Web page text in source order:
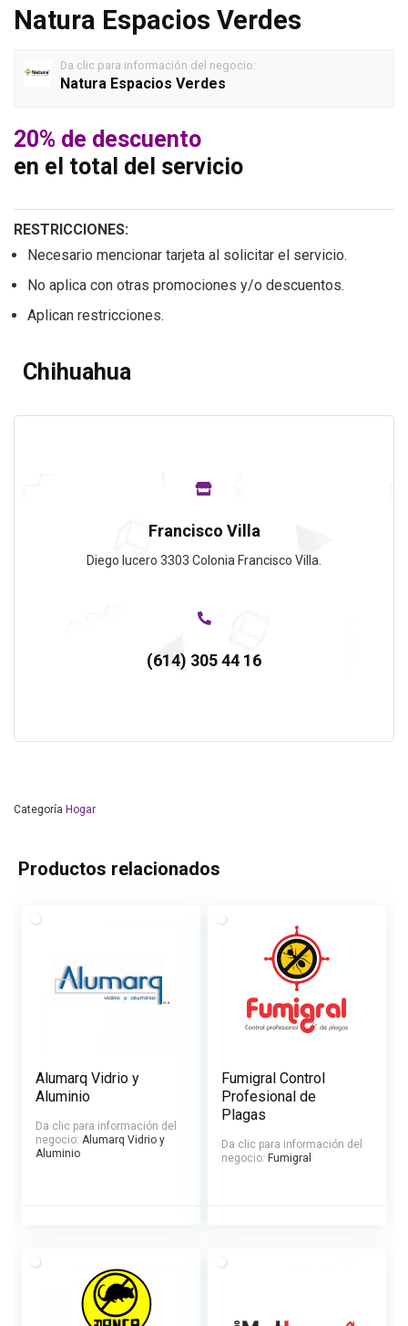
Natura Espacios Verdes
Da clic para información del negocio:
Natura Espacios Verdes
20% de descuento
en el total del servicio
RESTRICCIONES:
Necesario mencionar tarjeta al solicitar el servicio.
No aplica con otras promociones y/o descuentos.
Aplican restricciones.
Chihuahua
Francisco Villa
Diego lucero 3303 Colonia Francisco Villa.
(614) 305 44 16
Categoría Hogar
Productos relacionados
Alumarq Vidrio y
Aluminio
Da clic para información del
negocio: Alumarq Vidrio y
Aluminio
Fumigral Control
Profesional de
Plagas
Da clic para información del
negocio: Fumigral